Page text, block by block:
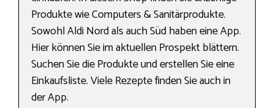
Produkte wie Computers & Sanitärprodukte.
Sowohl Aldi Nord als auch Süd haben eine App.
Hier können Sie im aktuellen Prospekt blättern.
Suchen Sie die Produkte und erstellen Sie eine
Einkaufsliste. Viele Rezepte finden Sie auch in
der App.